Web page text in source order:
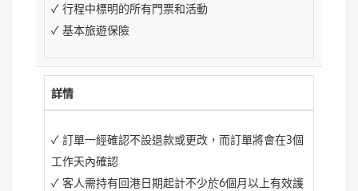
✓ 行程中標明的所有門票和活動
✓ 基本旅遊保險
詳情
✓ 訂單一經確認不設退款或更改，而訂單將會在3個
工作天內確認
✓ 客人需持有回港日期起計不少於6個月以上有效護